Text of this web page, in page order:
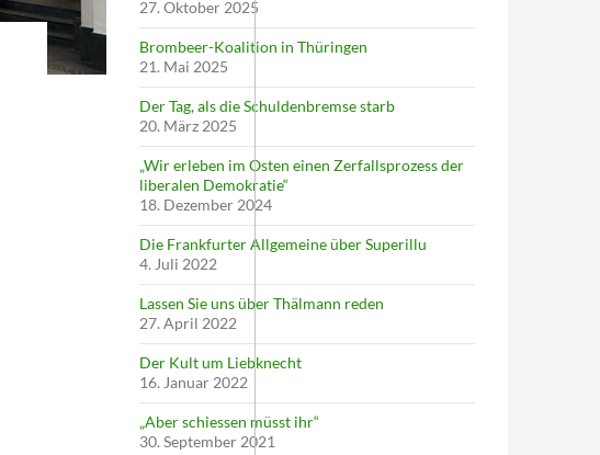
27. Oktober 2025
Brombeer-Koalition in Thüringen
21. Mai 2025
Der Tag, als die Schuldenbremse starb
20. März 2025
„Wir erleben im Osten einen Zerfallsprozess der
liberalen Demokratie“
18. Dezember 2024
Die Frankfurter Allgemeine über Superillu
4. Juli 2022
Lassen Sie uns über Thälmann reden
27. April 2022
Der Kult um Liebknecht
16. Januar 2022
„Aber schiessen müsst ihr“
30. September 2021